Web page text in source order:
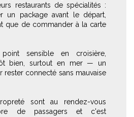
restaurants de spécialités :
un package avant le départ,
que de commander à la carte
sensible en croisière,
bien, surtout en mer — un
rester connecté sans mauvaise
sont au rendez-vous
de passagers et c'est